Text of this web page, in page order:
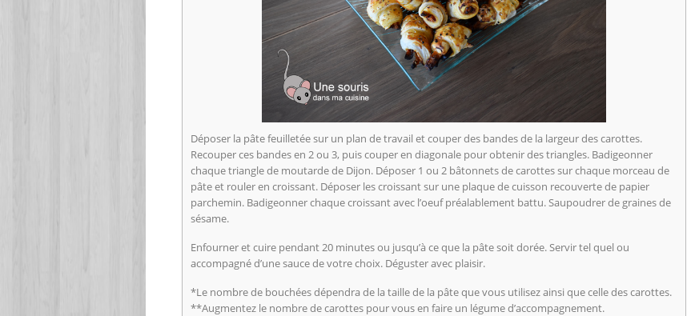
Déposer la pâte feuilletée sur un plan de travail et couper des bandes de la largeur des carottes.
Recouper ces bandes en 2 ou 3, puis couper en diagonale pour obtenir des triangles. Badigeonner
chaque triangle de moutarde de Dijon. Déposer 1 ou 2 bâtonnets de carottes sur chaque morceau de
pâte et rouler en croissant. Déposer les croissant sur une plaque de cuisson recouverte de papier
parchemin. Badigeonner chaque croissant avec l’oeuf préalablement battu. Saupoudrer de graines de
sésame.
Enfourner et cuire pendant 20 minutes ou jusqu’à ce que la pâte soit dorée. Servir tel quel ou
accompagné d’une sauce de votre choix. Déguster avec plaisir.
*Le nombre de bouchées dépendra de la taille de la pâte que vous utilisez ainsi que celle des carottes.
**Augmentez le nombre de carottes pour vous en faire un légume d’accompagnement.